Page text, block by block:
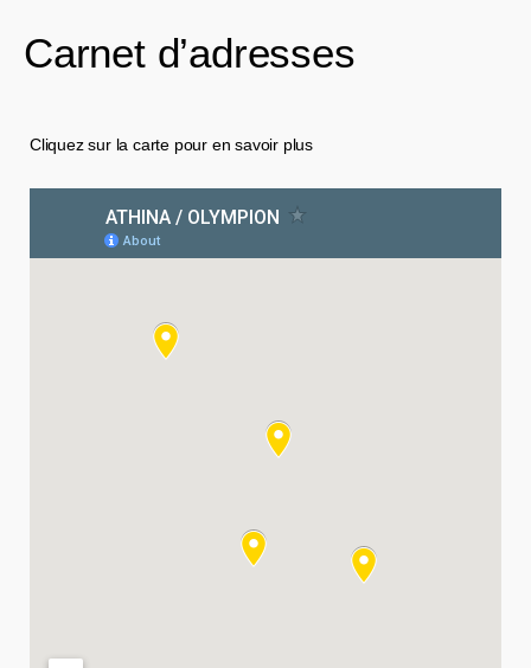
Carnet d’adresses
Cliquez sur la carte pour en savoir plus